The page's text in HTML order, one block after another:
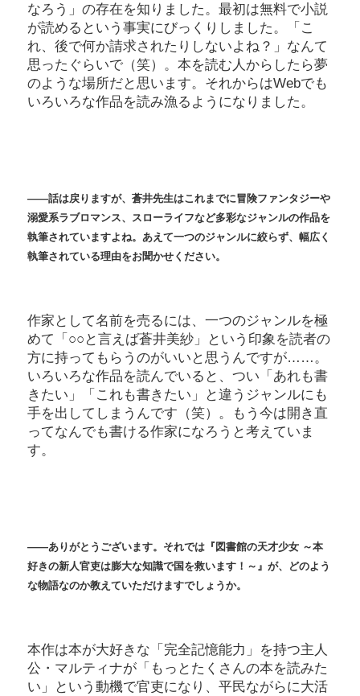
なろう」の存在を知りました。最初は無料で小説
が読めるという事実にびっくりしました。「こ
れ、後で何か請求されたりしないよね？」なんて
思ったぐらいで（笑）。本を読む人からしたら夢
のような場所だと思います。それからはWebでも
いろいろな作品を読み漁るようになりました。
――話は戻りますが、蒼井先生はこれまでに冒険ファンタジーや
溺愛系ラブロマンス、スローライフなど多彩なジャンルの作品を
執筆されていますよね。あえて一つのジャンルに絞らず、幅広く
執筆されている理由をお聞かせください。
作家として名前を売るには、一つのジャンルを極
めて「○○と言えば蒼井美紗」という印象を読者の
方に持ってもらうのがいいと思うんですが……。
いろいろな作品を読んでいると、つい「あれも書
きたい」「これも書きたい」と違うジャンルにも
手を出してしまうんです（笑）。もう今は開き直
ってなんでも書ける作家になろうと考えていま
す。
――ありがとうございます。それでは『図書館の天才少女 ～本
好きの新人官吏は膨大な知識で国を救います！～』が、どのよう
な物語なのか教えていただけますでしょうか。
本作は本が大好きな「完全記憶能力」を持つ主人
公・マルティナが「もっとたくさんの本を読みた
い」という動機で官吏になり、平民ながらに大活